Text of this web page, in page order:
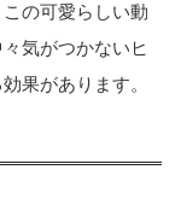
の可愛らしい動
気がつかないヒ
果があります。